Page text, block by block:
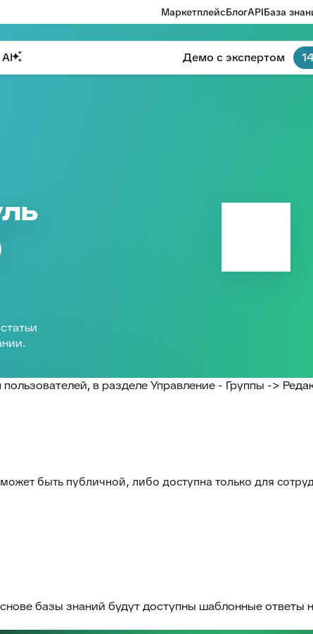
МаркетплейсБлогAPIБаза
AI Демо с экспертом
в разделе Управление - Группы ->
быть публичной, либо доступна только для
базы знаний будут доступны шаблонные ответы